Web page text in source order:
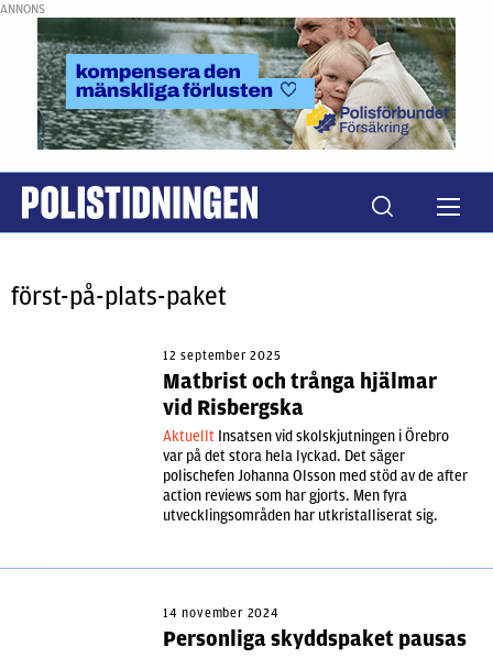
ANNONS
först-på-plats-paket
12 september 2025
Matbrist och trånga hjälmar
vid Risbergska
Aktuellt Insatsen vid skolskjutningen i Örebro
var på det stora hela lyckad. Det säger
polischefen Johanna Olsson med stöd av de after
action reviews som har gjorts. Men fyra
utvecklingsområden har utkristalliserat sig.
14 november 2024
Personliga skyddspaket pausas